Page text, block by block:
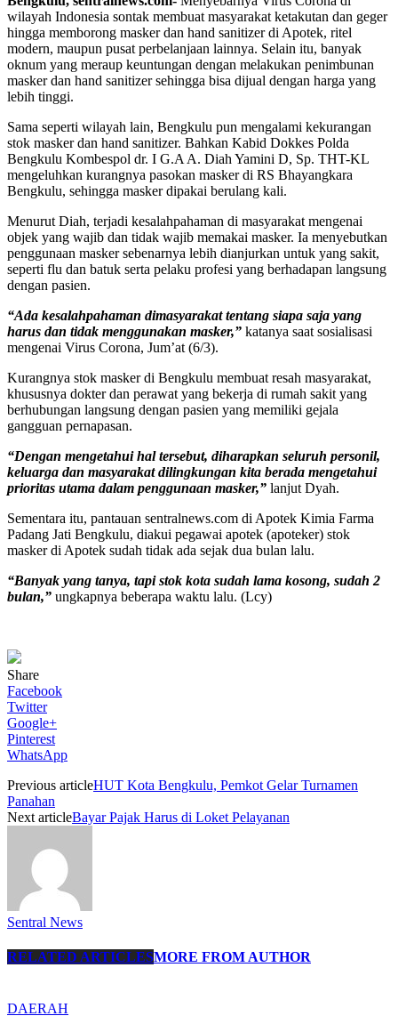
wilayah Indonesia sontak membuat masyarakat ketakutan dan geger
hingga memborong masker dan hand sanitizer di Apotek, ritel
modern, maupun pusat perbelanjaan lainnya. Selain itu, banyak
oknum yang meraup keuntungan dengan melakukan penimbunan
masker dan hand sanitizer sehingga bisa dijual dengan harga yang
lebih tinggi.
Sama seperti wilayah lain, Bengkulu pun mengalami kekurangan
stok masker dan hand sanitizer. Bahkan Kabid Dokkes Polda
Bengkulu Kombespol dr. I G.A A. Diah Yamini D, Sp. THT-KL
mengeluhkan kurangnya pasokan masker di RS Bhayangkara
Bengkulu, sehingga masker dipakai berulang kali.
Menurut Diah, terjadi kesalahpahaman di masyarakat mengenai
objek yang wajib dan tidak wajib memakai masker. Ia menyebutkan
penggunaan masker sebenarnya lebih dianjurkan untuk yang sakit,
seperti flu dan batuk serta pelaku profesi yang berhadapan langsung
dengan pasien.
“Ada kesalahpahaman dimasyarakat tentang siapa saja yang
harus dan tidak menggunakan masker,” katanya saat sosialisasi
mengenai Virus Corona, Jum’at (6/3).
Kurangnya stok masker di Bengkulu membuat resah masyarakat,
khususnya dokter dan perawat yang bekerja di rumah sakit yang
berhubungan langsung dengan pasien yang memiliki gejala
gangguan pernapasan.
“Dengan mengetahui hal tersebut, diharapkan seluruh personil,
keluarga dan masyarakat dilingkungan kita berada mengetahui
prioritas utama dalam penggunaan masker,” lanjut Dyah.
Sementara itu, pantauan sentralnews.com di Apotek Kimia Farma
Padang Jati Bengkulu, diakui pegawai apotek (apoteker) stok
masker di Apotek sudah tidak ada sejak dua bulan lalu.
“Banyak yang tanya, tapi stok kota sudah lama kosong, sudah 2
bulan,” ungkapnya beberapa waktu lalu. (Lcy)
Share
Facebook
Twitter
Google+
Pinterest
WhatsApp
Previous articleHUT Kota Bengkulu, Pemkot Gelar Turnamen
Panahan
Next articleBayar Pajak Harus di Loket Pelayanan
Sentral News
RELATED ARTICLESMORE FROM AUTHOR
DAERAH